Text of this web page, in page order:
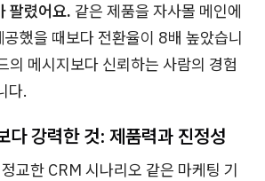
팔렸어요. 같은 제품을 자사몰 메인에
했을 때보다 전환율이 8배 높았습니
의 메시지보다 신뢰하는 사람의 경험
다.
다 강력한 것: 제품력과 진정성
교한 CRM 시나리오 같은 마케팅 기